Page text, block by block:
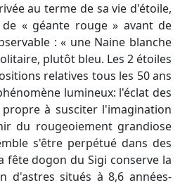
au terme de sa vie d'étoile,
« géante rouge » avant de
: « une Naine blanche
plutôt bleu. Les 2 étoiles
relatives tous les 50 ans
lumineux: l'éclat des
à susciter l'imagination
du rougeoiement grandiose
s'être perpétué dans des
fête dogon du Sigi conserve la
d'astres situés à 8,6 années-